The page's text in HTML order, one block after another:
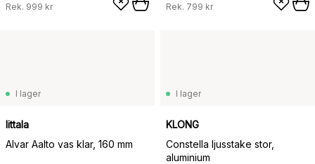
Rek. 999 kr Rek. 799 kr
I lager
Iittala
Alvar Aalto vas klar, 160 mm
I lager
KLONG
Constella ljusstake stor,
aluminium